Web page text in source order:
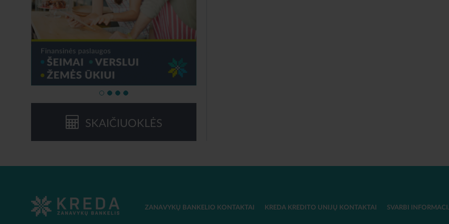
SKAIČIUOKLĖS
ZANAVYKŲ BANKELIO KONTAKTAI KREDA KREDITO UNIJŲ KONTAKTAI SVARBI